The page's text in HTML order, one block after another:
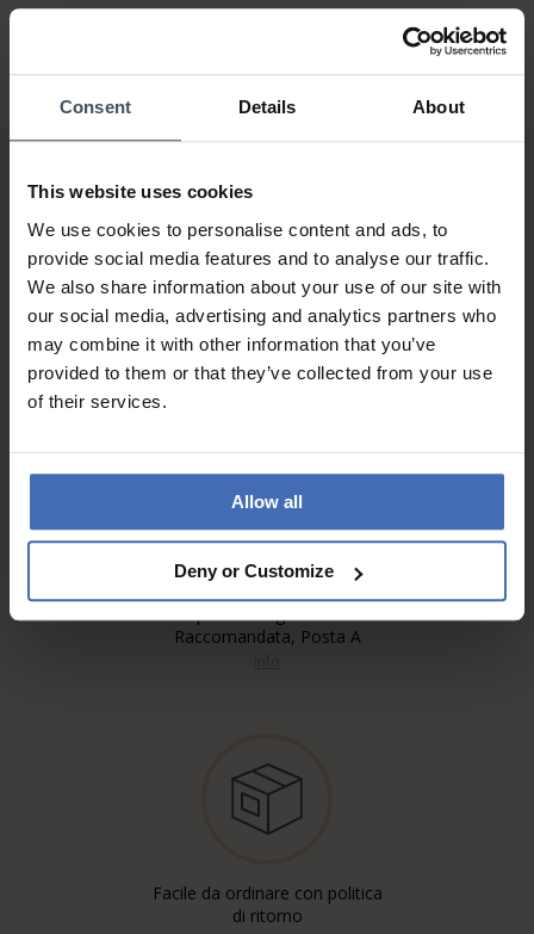
Consent Details About
This website uses cookies
We use cookies to personalise content and ads, to
provide social media features and to analyse our traffic.
We also share information about your use of our site with
our social media, advertising and analytics partners who
may combine it with other information that you’ve
provided to them or that they’ve collected from your use
of their services.
Allow all
Deny or Customize
Fattura & Pagamento a rate
fino a 5000.-
info
Spedizione gratuita'*
Raccomandata, Posta A
Facile da ordinare con politica
di ritorno